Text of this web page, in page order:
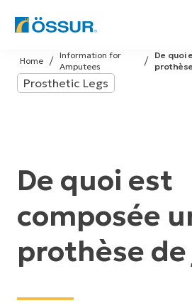
Skip
to
content
De quoi
Information for
Amputees
Home
Prosthetic Legs
De quoi est
composée
prothèse de